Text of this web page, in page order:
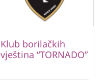
Klub borilačkih
vještina “TORNADO”